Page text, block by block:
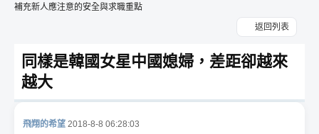
補充新人應注意的安全與求職重點
返回列表
同樣是韓國女星中國媳婦，差距卻越來
越大
飛翔的希望 2018-8-8 06:28:03